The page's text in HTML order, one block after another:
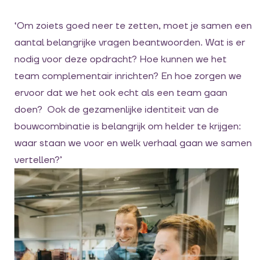
‘Om zoiets goed neer te zetten, moet je samen een
aantal belangrijke vragen beantwoorden. Wat is er
nodig voor deze opdracht? Hoe kunnen we het
team complementair inrichten? En hoe zorgen we
ervoor dat we het ook echt als een team gaan
doen? Ook de gezamenlijke identiteit van de
bouwcombinatie is belangrijk om helder te krijgen:
waar staan we voor en welk verhaal gaan we samen
vertellen?’